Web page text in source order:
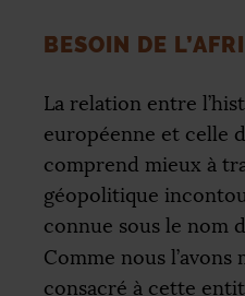
BESOIN DE
La relation entre
européenne et celle
comprend mieux à
géopolitique
connue sous le nom
Comme nous
consacré à cette